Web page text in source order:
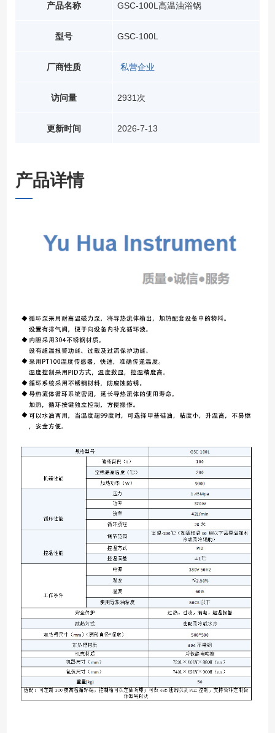
产品名称
型号
厂商性质
访问量
更新时间
GSC-100L高温油浴锅
GSC-100L
私营企业
2931次
2026-7-13
产品详情